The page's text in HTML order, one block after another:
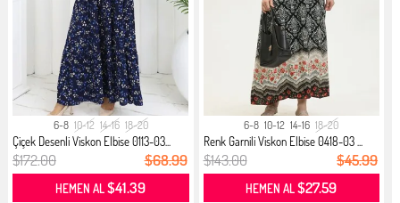
6-8 10-12 14-16 18-20
Çiçek Desenli Viskon Elbise 0113-03...
$172.00 $68.99
HEMEN AL$41.39
6-8 10-12 14-16 18-20
Renk Garnili Viskon Elbise 0418-03 ...
$143.00 $45.99
HEMEN AL$27.59